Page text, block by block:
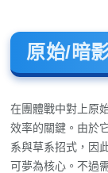
原始/暗
在團體戰中對上原
效率的關鍵。由於
系與草系招式，因
可夢為核心。不過